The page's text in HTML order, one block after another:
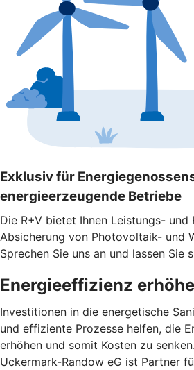
Exklusiv für
energieerzeugende Betriebe
Die R+V bietet Ihnen Leistungs-
Absicherung von Photovoltaik- und
Sprechen Sie uns an und lassen Sie
Energieeffizienz
Investitionen in die energetische
und effiziente Prozesse helfen, die
erhöhen und somit Kosten zu
Uckermark-Randow eG ist Partner